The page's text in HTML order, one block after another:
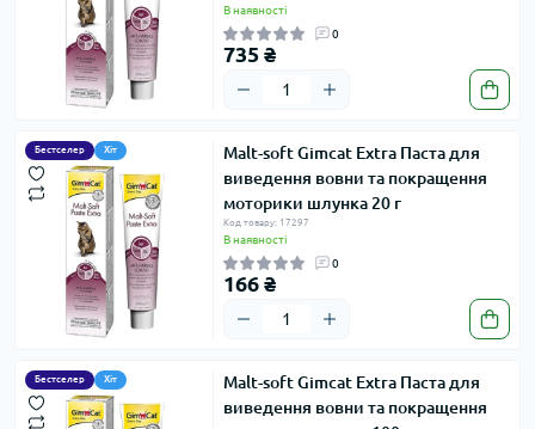
В наявності
0
735 ₴
Бестселер Хіт
Malt-soft Gimcat Extra Паста для
виведення вовни та покращення
моторики шлунка 20 г
Код товару: 17297
В наявності
0
166 ₴
Бестселер Хіт
Malt-soft Gimcat Extra Паста для
виведення вовни та покращення